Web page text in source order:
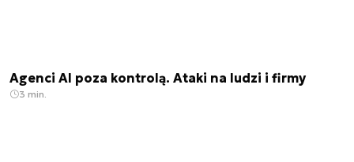
Agenci AI poza kontrolą. Ataki na ludzi i firmy
3 min.